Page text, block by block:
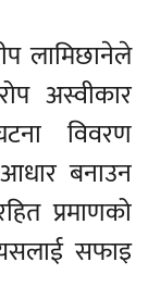
लामिछानेले
अस्वीकार
विवरण
बनाउन
प्रमाणको
सफाइ